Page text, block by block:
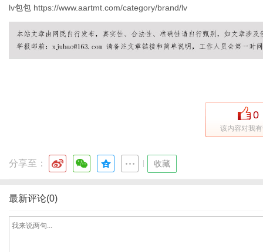
lv包包 https://www.aartmt.com/category/brand/lv
0
该内容对我
分享至： 收藏
最新评论(0)